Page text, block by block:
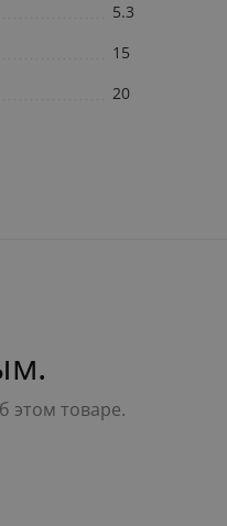
5.3
15
20
этом товаре.